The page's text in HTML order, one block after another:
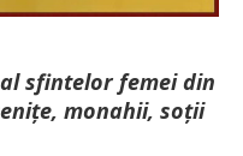
sfintelor femei din
monahii, soții